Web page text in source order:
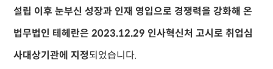
설립 이후 눈부신 성장과 인재 영입으로 경쟁력을 강화해 온
법무법인 테헤란은 2023.12.29 인사혁신처 고시로 취업심
사대상기관에 지정되었습니다.